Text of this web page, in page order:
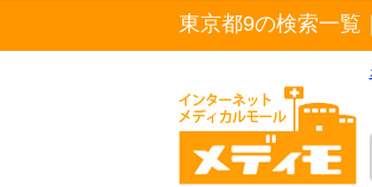
東京都9の検索一